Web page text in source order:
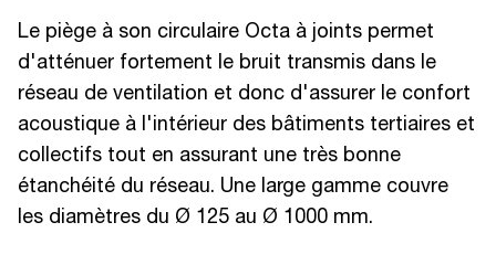
Le piège à son circulaire Octa à joints permet
d'atténuer fortement le bruit transmis dans le
réseau de ventilation et donc d'assurer le confort
acoustique à l'intérieur des bâtiments tertiaires et
collectifs tout en assurant une très bonne
étanchéité du réseau. Une large gamme couvre
les diamètres du Ø 125 au Ø 1000 mm.